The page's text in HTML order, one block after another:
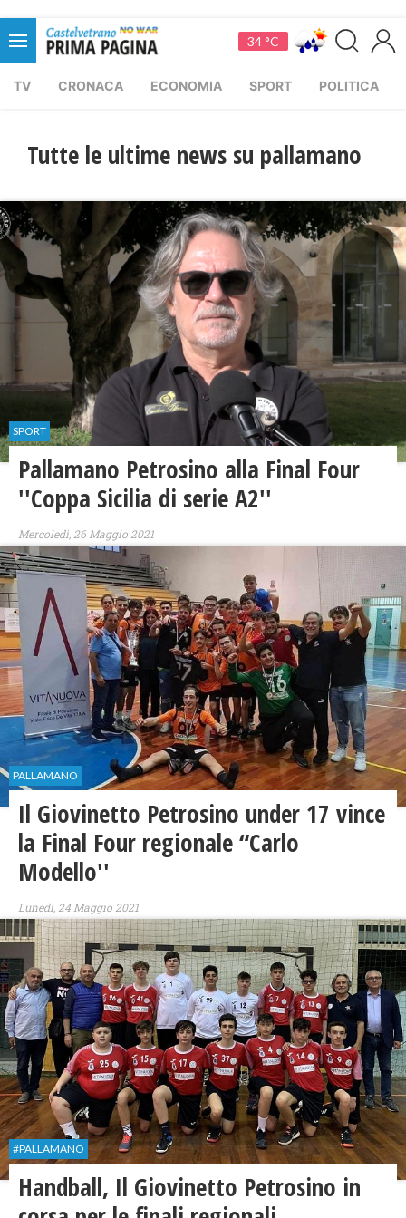
34 °C
TV CRONACA ECONOMIA SPORT POLITICA
Tutte le ultime news su pallamano
SPORT
Pallamano Petrosino alla Final Four
''Coppa Sicilia di serie A2''
Mercoledì, 26 Maggio 2021
PALLAMANO
Il Giovinetto Petrosino under 17 vince
la Final Four regionale “Carlo
Modello''
Lunedì, 24 Maggio 2021
#PALLAMANO
Handball, Il Giovinetto Petrosino in